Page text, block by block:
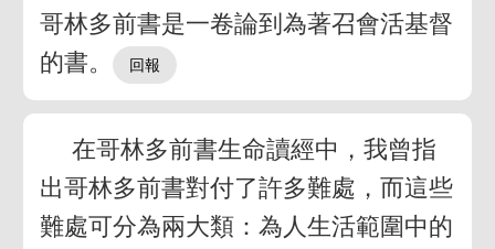
哥林多前書是一卷論到為著召會活基督
的書。
在哥林多前書生命讀經中，我曾指
出哥林多前書對付了許多難處，而這些
難處可分為兩大類：為人生活範圍中的